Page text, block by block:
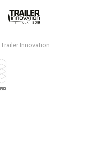
Trailer Innovation